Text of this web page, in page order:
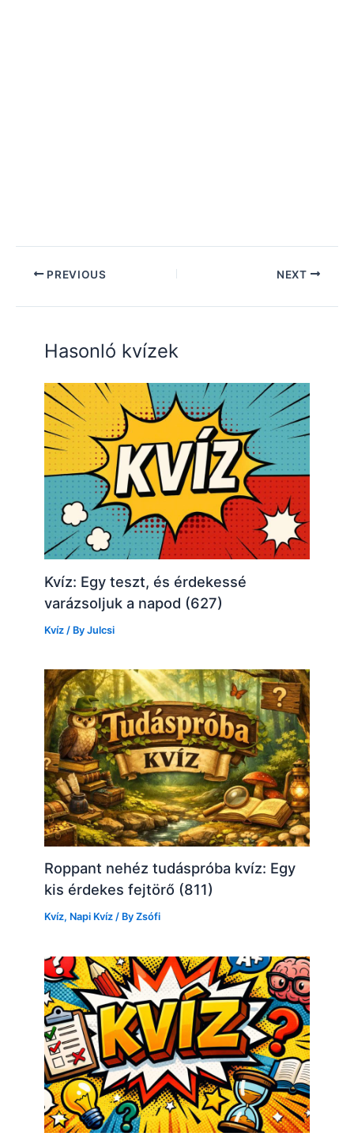
PREVIOUS NEXT
Hasonló kvízek
Kvíz: Egy teszt, és érdekessé
varázsoljuk a napod (627)
Kvíz / ByJulcsi
Roppant nehéz tudáspróba kvíz: Egy
kis érdekes fejtörő (811)
Kvíz, Napi Kvíz / ByZsófi